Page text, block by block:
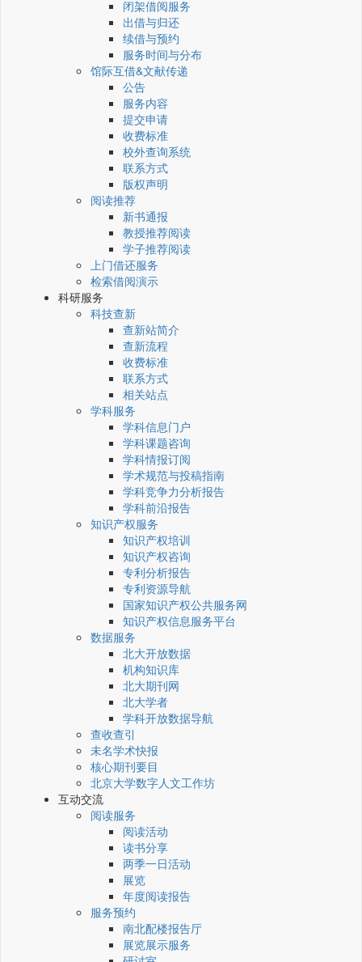
闭架借阅服务
出借与归还
续借与预约
服务时间与分布
馆际互借&文献传递
公告
服务内容
提交申请
收费标准
校外查询系统
联系方式
版权声明
阅读推荐
新书通报
教授推荐阅读
学子推荐阅读
上门借还服务
检索借阅演示
科研服务
科技查新
查新站简介
查新流程
收费标准
联系方式
相关站点
学科服务
学科信息门户
学科课题咨询
学科情报订阅
学术规范与投稿指南
学科竞争力分析报告
学科前沿报告
知识产权服务
知识产权培训
知识产权咨询
专利分析报告
专利资源导航
国家知识产权公共服务网
知识产权信息服务平台
数据服务
北大开放数据
机构知识库
北大期刊网
北大学者
学科开放数据导航
查收查引
未名学术快报
核心期刊要目
北京大学数字人文工作坊
互动交流
阅读服务
阅读活动
读书分享
两季一日活动
展览
年度阅读报告
服务预约
南北配楼报告厅
展览展示服务